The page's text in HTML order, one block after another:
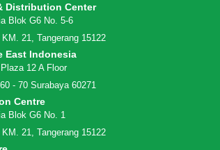
Distribution Center
Blok G6 No. 5-6
21, Tangerang 15122
East Indonesia
12 A Floor
- 70 Surabaya 60271
Centre
Blok G6 No. 1
21, Tangerang 15122